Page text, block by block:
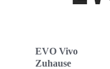
EVO Vivo
Zuhause